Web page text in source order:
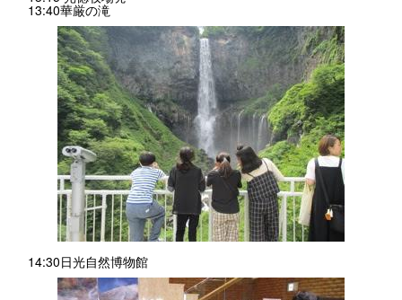
13:40華厳の滝
14:30日光自然博物館